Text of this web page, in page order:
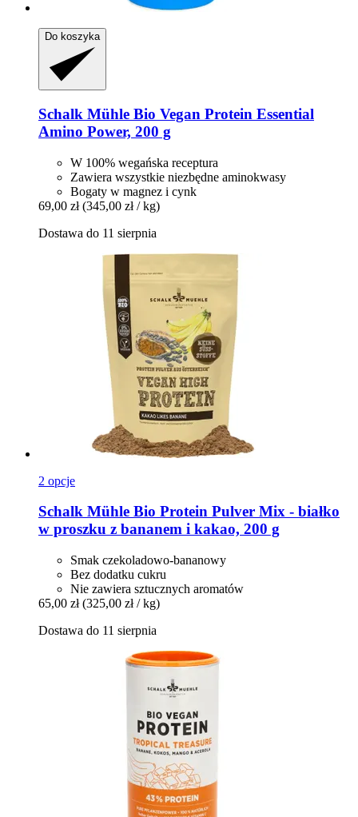
Do koszyka
Schalk Mühle Bio Vegan Protein Essential
Amino Power, 200 g
W 100% wegańska receptura
Zawiera wszystkie niezbędne aminokwasy
Bogaty w magnez i cynk
69,00 zł (345,00 zł / kg)
Dostawa do 11 sierpnia
2 opcje
Schalk Mühle Bio Protein Pulver Mix -​ białko
w proszku z bananem i kakao, 200 g
Smak czekoladowo-bananowy
Bez dodatku cukru
Nie zawiera sztucznych aromatów
65,00 zł (325,00 zł / kg)
Dostawa do 11 sierpnia